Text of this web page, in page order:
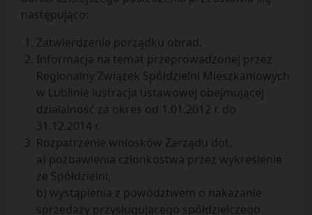
następująco:
Zatwierdzenie porządku obrad.
Informacja na temat przeprowadzonej przez
Regionalny Związek Spółdzielni Mieszkaniowych
w Lublinie lustracja ustawowej obejmującej
działalność za okres od 1.01.2012 r. do
31.12.2014 r.
Rozpatrzenie wniosków Zarządu dot.
a) pozbawienia członkostwa przez wykreślenie
ze Spółdzielni,
b) wystąpienia z powództwem o nakazanie
sprzedaży przysługującego spółdzielczego